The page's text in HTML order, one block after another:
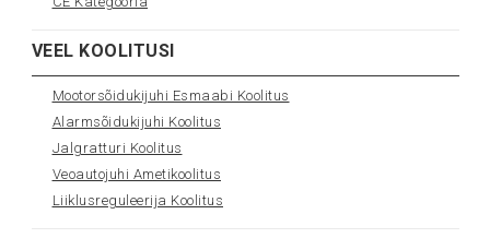
VEEL KOOLITUSI
Mootorsõidukijuhi Esmaabi Koolitus
Alarmsõidukijuhi Koolitus
Jalgratturi Koolitus
Veoautojuhi Ametikoolitus
Liiklusreguleerija Koolitus